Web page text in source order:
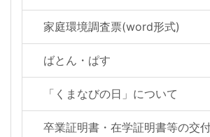
家庭環境調査票(word形式)
ばとん・ぱす
「くまなびの日」について
卒業証明書・在学証明書等の交